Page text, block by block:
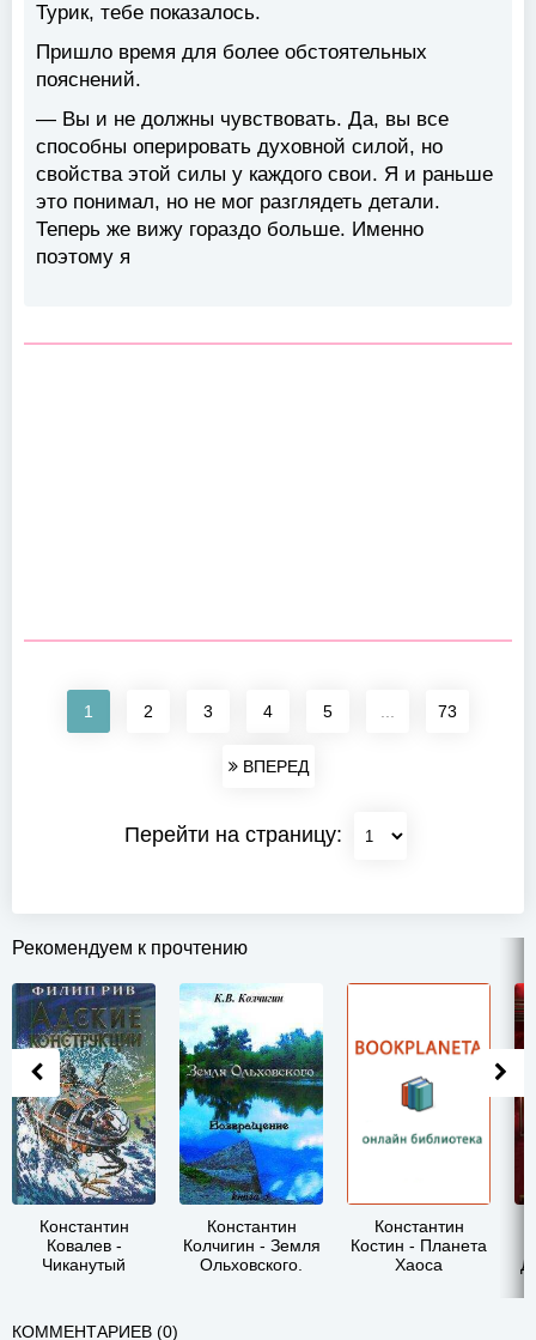
Турик, тебе показалось.
Пришло время для более обстоятельных
пояснений.
— Вы и не должны чувствовать. Да, вы все
способны оперировать духовной силой, но
свойства этой силы у каждого свои. Я и раньше
это понимал, но не мог разглядеть детали.
Теперь же вижу гораздо больше. Именно
поэтому я
1 2 3 4 5 ... 73
ВПЕРЕД
Перейти на страницу:
Рекомендуем к прочтению
Константин
Ковалев -
Чиканутый
Константин
Колчигин - Земля
Ольховского.
Константин
Костин - Планета
Хаоса
КОММЕНТАРИЕВ (0)